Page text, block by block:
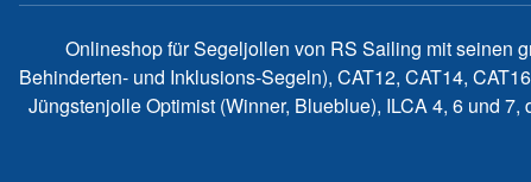
Onlineshop für Segeljollen von RS Sailing mit seinen
Behinderten- und Inklusions-Segeln), CAT12, CAT14,
Jüngstenjolle Optimist (Winner, Blueblue), ILCA 4, 6 und